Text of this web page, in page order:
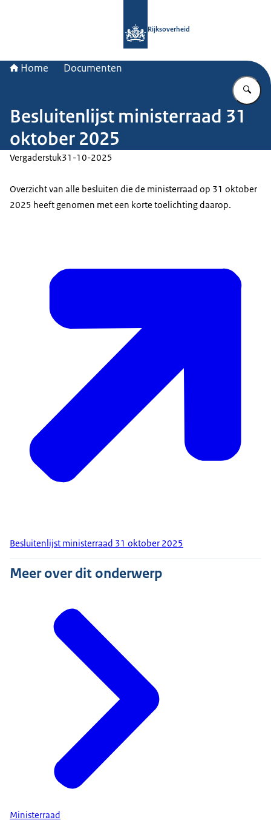
Rijksoverheid
Home Documenten
Besluitenlijst ministerraad 31
oktober 2025
Vergaderstuk31-10-2025
Overzicht van alle besluiten die de ministerraad op 31 oktober
2025 heeft genomen met een korte toelichting daarop.
Besluitenlijst ministerraad 31 oktober 2025
Meer over dit onderwerp
Ministerraad